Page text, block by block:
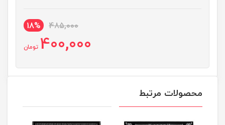
485,000
18%
400,000 تومان
محصولات مرتبط